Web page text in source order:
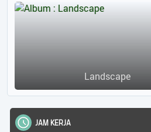
Landscape
JAM KERJA